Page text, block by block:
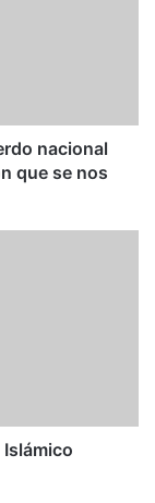
nacional
que se nos